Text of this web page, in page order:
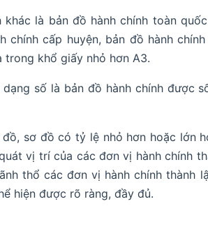
khác là bản đồ hành chính toàn
chính cấp huyện, bản đồ hành
trong khổ giấy nhỏ hơn A3.
dạng số là bản đồ hành chính được
đồ, sơ đồ có tỷ lệ nhỏ hơn hoặc lớn
vị trí của các đơn vị hành chính
thổ các đơn vị hành chính thành
hiện được rõ ràng, đầy đủ.